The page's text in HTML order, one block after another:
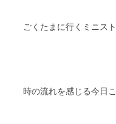
ごくたまに行くミニス
時の流れを感じる今日